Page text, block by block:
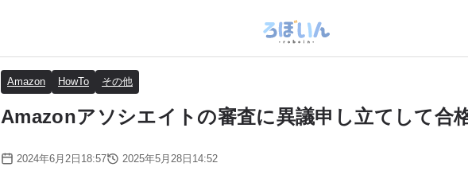
Amazon HowTo その他
Amazonアソシエイトの審査に異議申し立てして合
2024年6月2日18:57 2025年5月28日14:52